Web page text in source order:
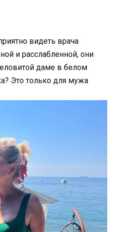
видеть врача
и расслабленной, они
даме в белом
Это только для мужа